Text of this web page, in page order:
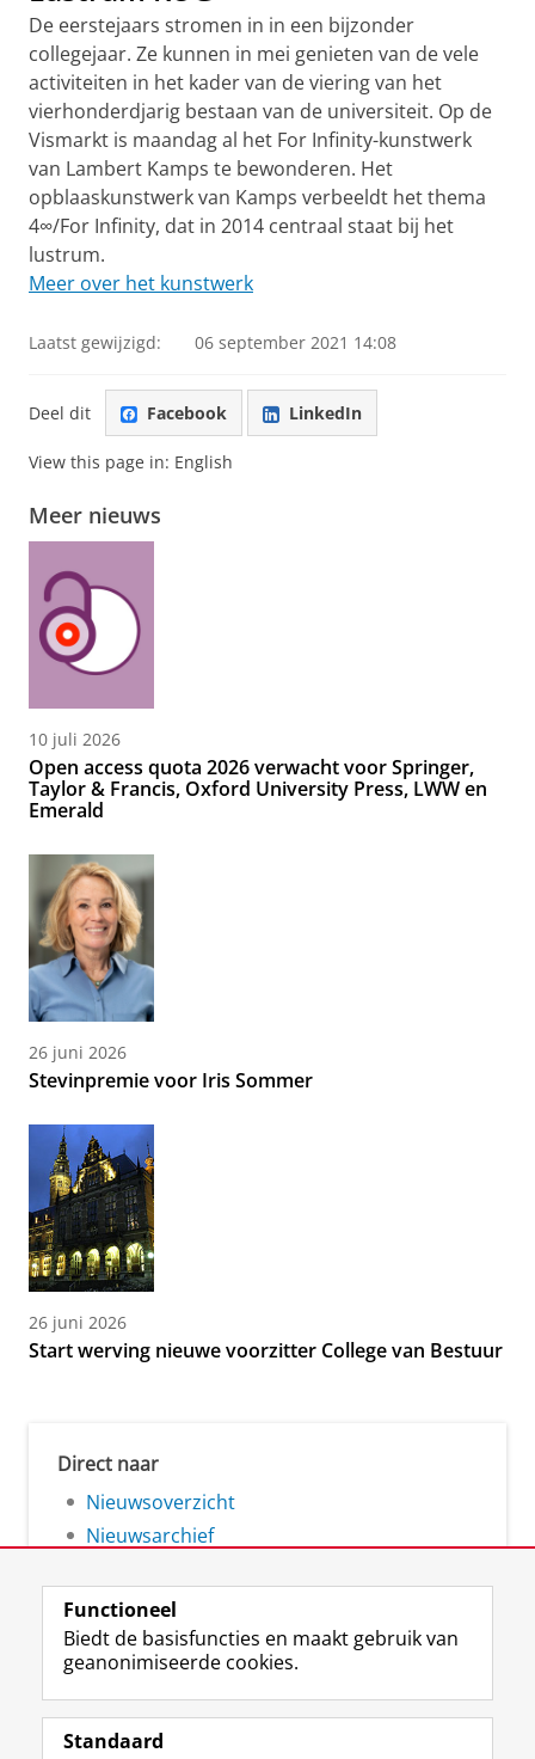
De eerstejaars stromen in in een bijzonder
collegejaar. Ze kunnen in mei genieten van de vele
activiteiten in het kader van de viering van het
vierhonderdjarig bestaan van de universiteit. Op de
Vismarkt is maandag al het For Infinity-kunstwerk
van Lambert Kamps te bewonderen. Het
opblaaskunstwerk van Kamps verbeeldt het thema
4∞/For Infinity, dat in 2014 centraal staat bij het
lustrum.
Meer over het kunstwerk
Laatst gewijzigd: 06 september 2021 14:08
Deel dit Facebook LinkedIn
View this page in: English
Meer nieuws
10 juli 2026
Open access quota 2026 verwacht voor Springer,
Taylor & Francis, Oxford University Press, LWW en
Emerald
26 juni 2026
Stevinpremie voor Iris Sommer
26 juni 2026
Start werving nieuwe voorzitter College van Bestuur
Direct naar
Nieuwsoverzicht
Nieuwsarchief
Volg de RUG
F
a
L
i
R
S
I
n
Y
o
Functioneel
Biedt de basisfuncties en maakt gebruik van
geanonimiseerde cookies.
Standaard